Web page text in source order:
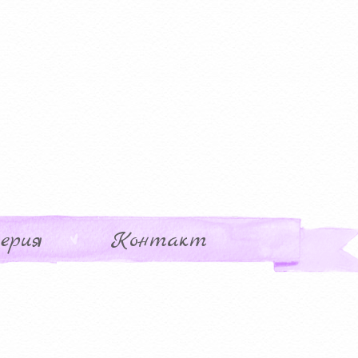
Контакт